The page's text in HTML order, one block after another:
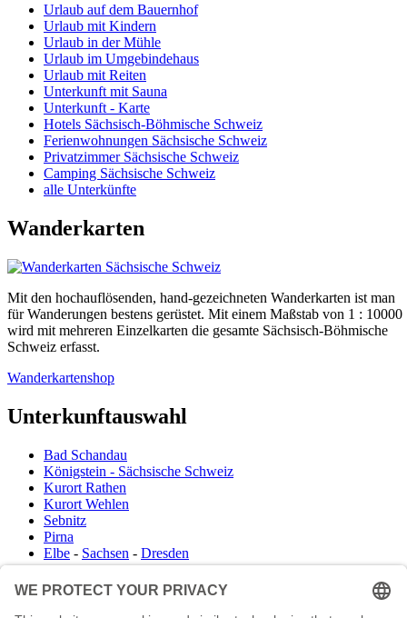
Urlaub auf dem Bauernhof
Urlaub mit Kindern
Urlaub in der Mühle
Urlaub im Umgebindehaus
Urlaub mit Reiten
Unterkunft mit Sauna
Unterkunft - Karte
Hotels Sächsisch-Böhmische Schweiz
Ferienwohnungen Sächsische Schweiz
Privatzimmer Sächsische Schweiz
Camping Sächsische Schweiz
alle Unterkünfte
Wanderkarten
Mit den hochauflösenden, hand-gezeichneten Wanderkarten ist man
für Wanderungen bestens gerüstet. Mit einem Maßstab von 1 : 10000
wird mit mehreren Einzelkarten die gesamte Sächsisch-Böhmische
Schweiz erfasst.
Wanderkartenshop
Unterkunftauswahl
Bad Schandau
Königstein - Sächsische Schweiz
Kurort Rathen
Kurort Wehlen
Sebnitz
Pirna
Elbe - Sachsen - Dresden
Infocenter